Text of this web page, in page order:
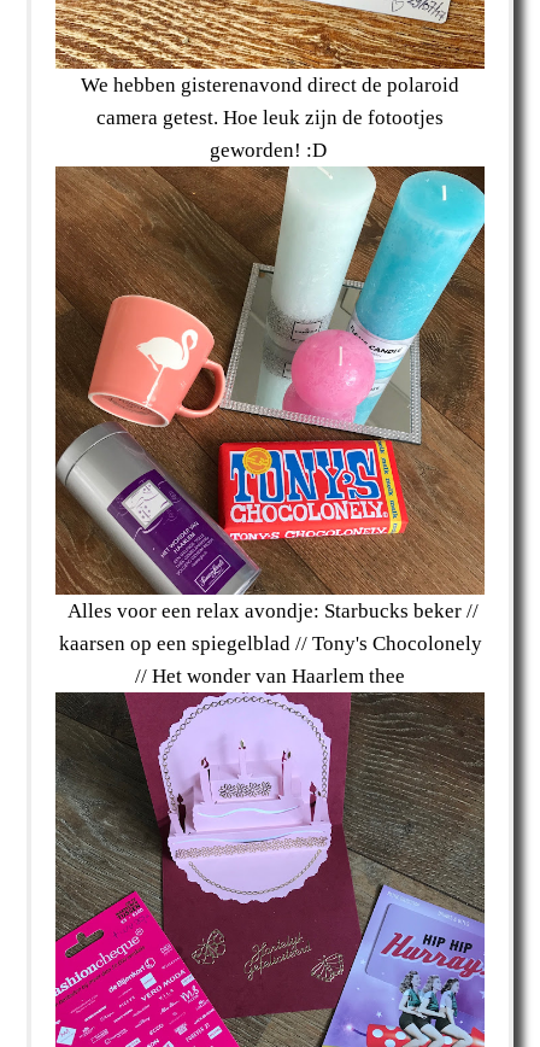
We hebben gisterenavond direct de polaroid
camera getest. Hoe leuk zijn de fotootjes
geworden! :D
Alles voor een relax avondje: Starbucks beker //
kaarsen op een spiegelblad // Tony's Chocolonely
// Het wonder van Haarlem thee